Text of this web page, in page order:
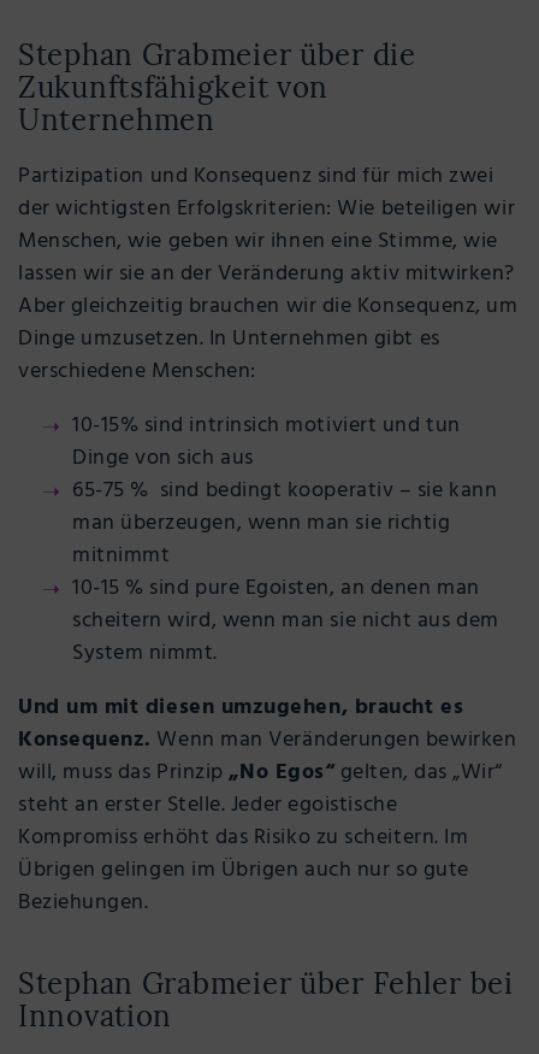
Stephan Grabmeier über die
Zukunftsfähigkeit von
Unternehmen
Partizipation und Konsequenz sind für mich zwei
der wichtigsten Erfolgskriterien: Wie beteiligen wir
Menschen, wie geben wir ihnen eine Stimme, wie
lassen wir sie an der Veränderung aktiv mitwirken?
Aber gleichzeitig brauchen wir die Konsequenz, um
Dinge umzusetzen. In Unternehmen gibt es
verschiedene Menschen:
10-15% sind intrinsich motiviert und tun
Dinge von sich aus
65-75 % sind bedingt kooperativ – sie kann
man überzeugen, wenn man sie richtig
mitnimmt
10-15 % sind pure Egoisten, an denen man
scheitern wird, wenn man sie nicht aus dem
System nimmt.
Und um mit diesen umzugehen, braucht es
Konsequenz. Wenn man Veränderungen bewirken
will, muss das Prinzip„No Egos“ gelten, das „Wir“
steht an erster Stelle. Jeder egoistische
Kompromiss erhöht das Risiko zu scheitern. Im
Übrigen gelingen im Übrigen auch nur so gute
Beziehungen.
Stephan Grabmeier über Fehler bei
Innovation